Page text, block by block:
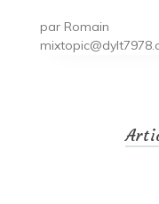
par Romain